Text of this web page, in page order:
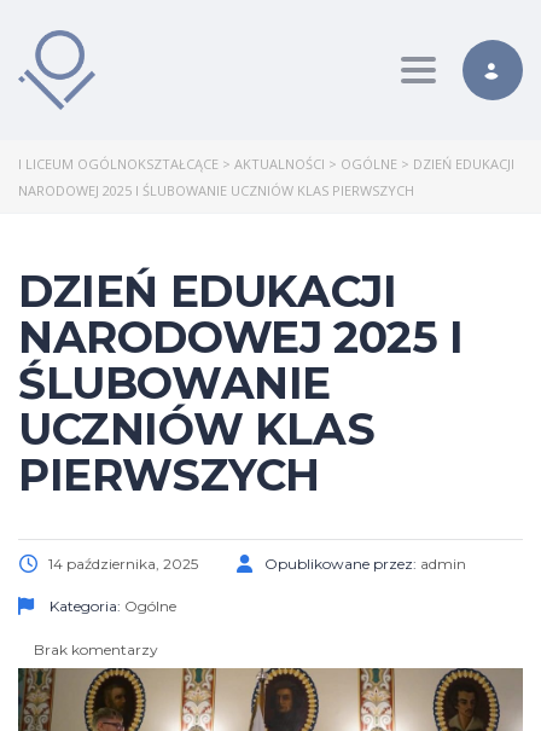
Toggle
I LICEUM OGÓLNOKSZTAŁCĄCE > AKTUALNOŚCI > OGÓLNE > DZIEŃ EDUKACJI
NARODOWEJ 2025 I ŚLUBOWANIE UCZNIÓW KLAS PIERWSZYCH
DZIEŃ EDUKACJI
NARODOWEJ 2025 I
ŚLUBOWANIE
UCZNIÓW KLAS
PIERWSZYCH
14 października, 2025 Opublikowane przez: admin
Kategoria: Ogólne
Brak komentarzy